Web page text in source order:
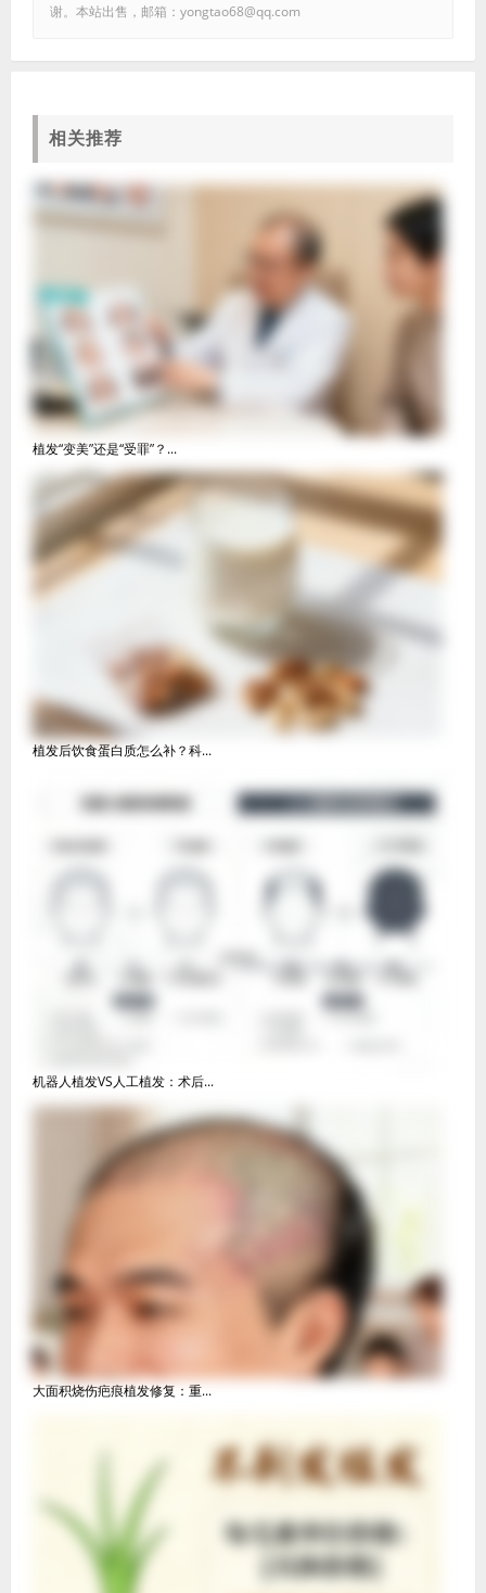
谢。本站出售，邮箱：yongtao68@qq.com
相关推荐
植发“变美”还是“受罪”？...
植发后饮食蛋白质怎么补？科...
机器人植发VS人工植发：术后...
大面积烧伤疤痕植发修复：重...